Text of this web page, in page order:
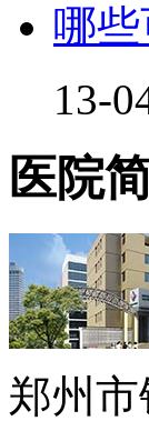
哪
13-
医院
郑州